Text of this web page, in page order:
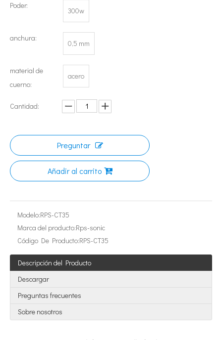
Poder:
300w
anchura:
0,5 mm
material de
cuerno:
acero
Cantidad:
Preguntar
Añadir al carrito
Modelo:RPS-CT35
Marca del producto:Rps-sonic
Código De Producto:RPS-CT35
Descripción del Producto
Descargar
Preguntas frecuentes
Sobre nosotros